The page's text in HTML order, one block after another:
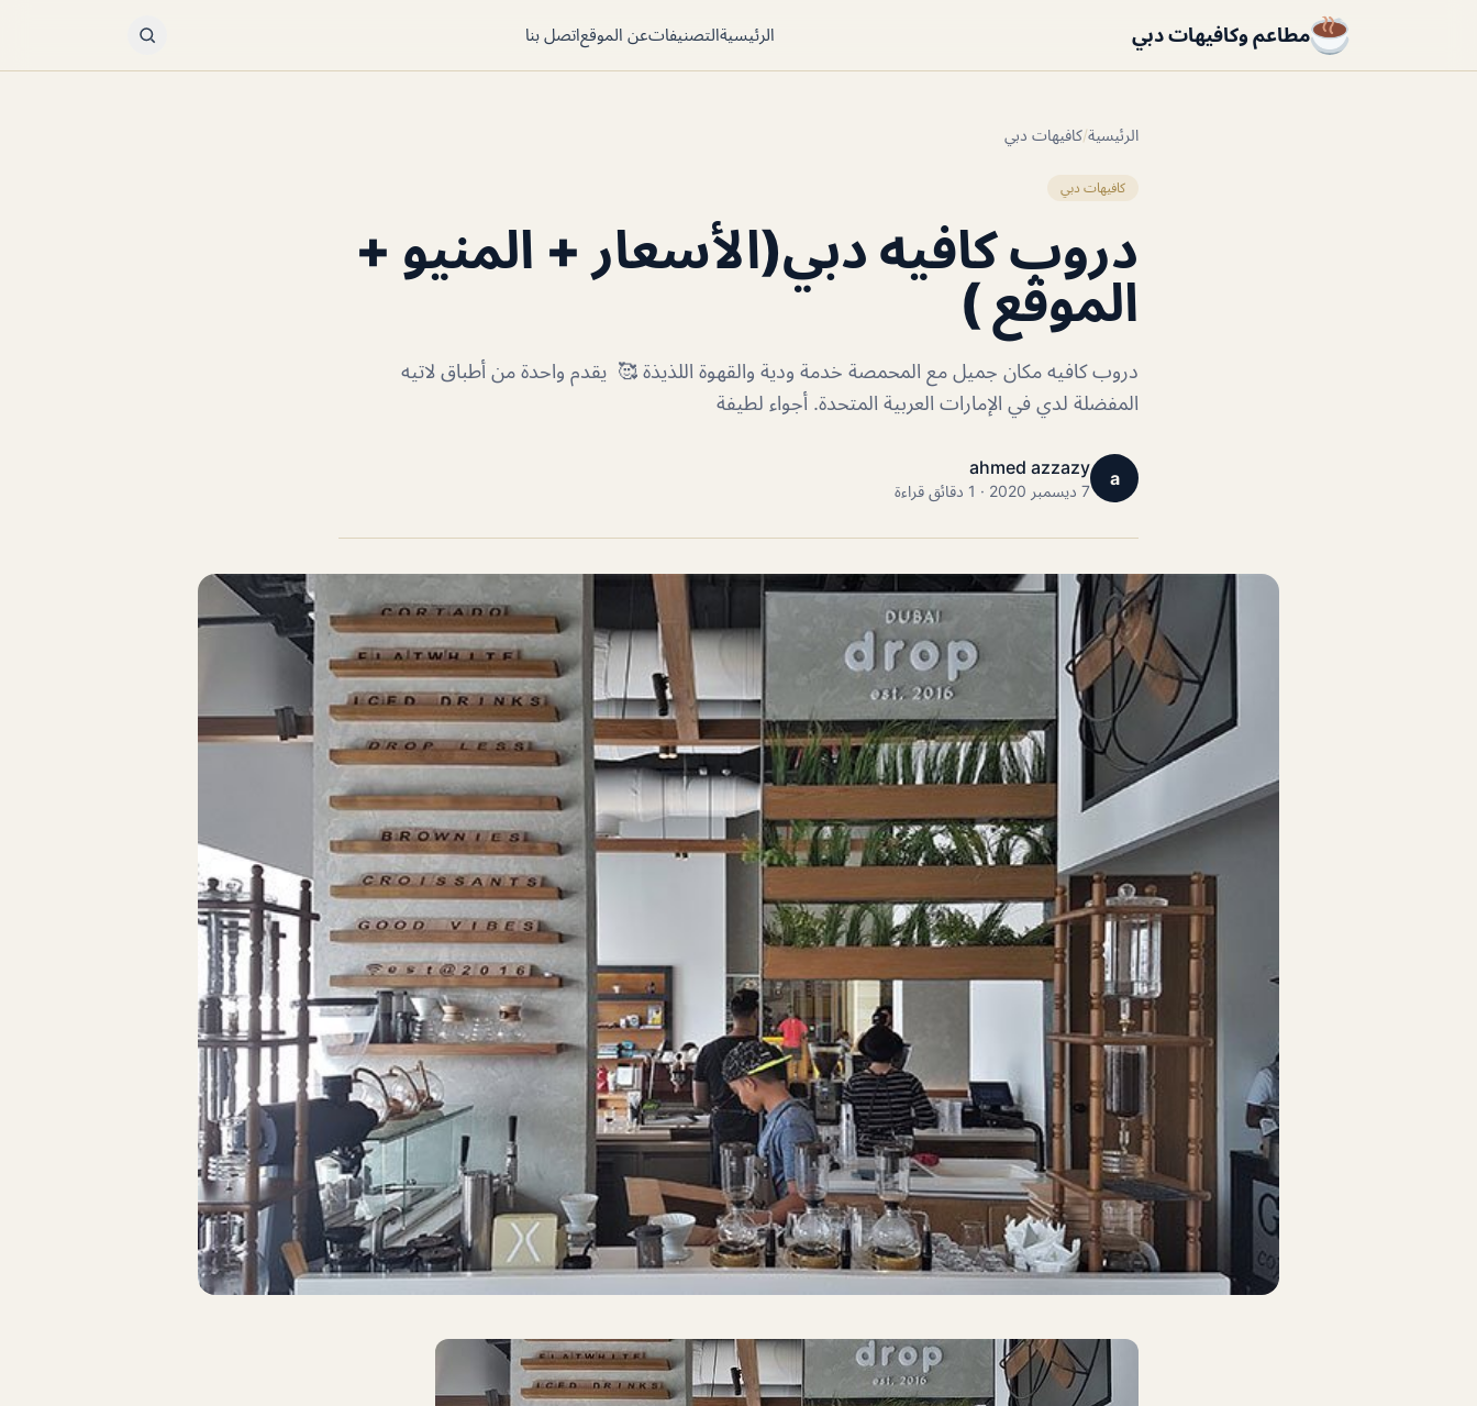
مطاعم وكافيهات دبي الرئيسيةالتصنيفاتعن الموقعاتصل بنا
الرئيسية/كافيهات دبي
كافيهات دبي
دروب كافيه دبي(الأسعار + المنيو +
الموقع )
دروب كافيه مكان جميل مع المحمصة خدمة ودية والقهوة اللذيذة 🥰 يقدم واحدة من أطباق لاتيه
المفضلة لدي في الإمارات العربية المتحدة. أجواء لطيفة
a
ahmed azzazy
7 ديسمبر 2020 · 1 دقائق قراءة